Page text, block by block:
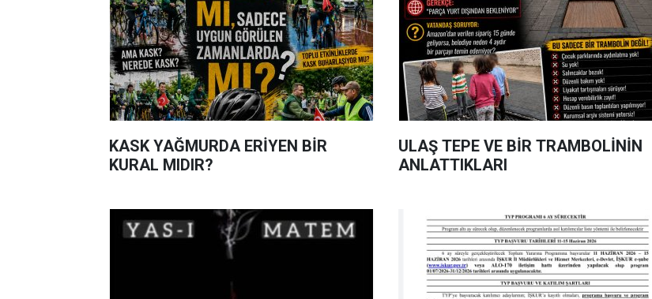
KASK YAĞMURDA ERİYEN BİR
KURAL MIDIR?
ULAŞ TEPE VE BİR TRAMBOLİNİN
ANLATTIKLARI